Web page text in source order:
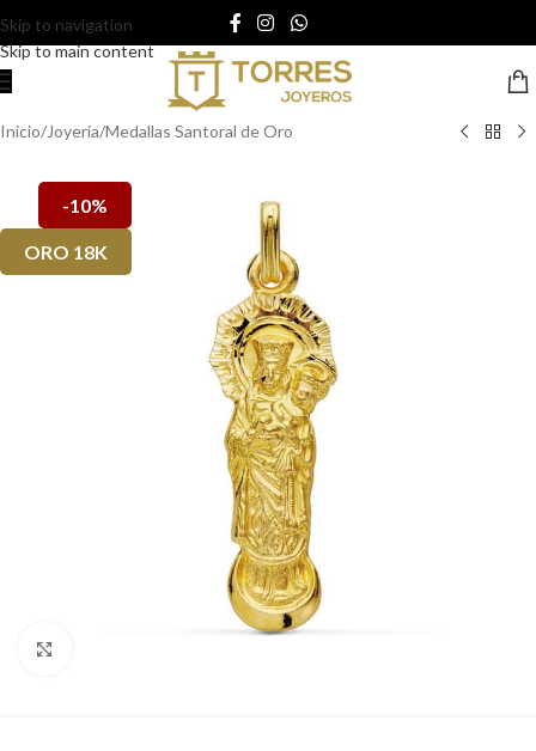
Skip to navigation
Skip to main content
Inicio/Joyería/Medallas Santoral de Oro
-10%
ORO 18K